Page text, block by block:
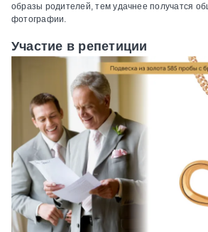
образы родителей, тем удачнее получатся
фотографии.
Участие в репетиции